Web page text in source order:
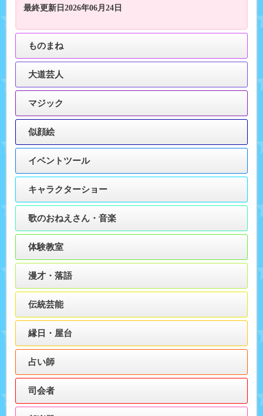
最終更新日2026年06月24日
ものまね
大道芸人
マジック
似顔絵
イベントツール
キャラクターショー
歌のおねえさん・音楽
体験教室
漫才・落語
伝統芸能
縁日・屋台
占い師
司会者